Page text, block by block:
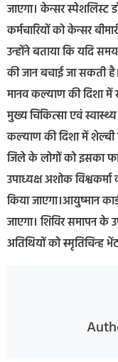
जाएगा। केन्सर स्पेशलिस्ट
कर्मचारियों को केन्सर
उन्होंने बताया कि यदि
की जान बचाई जा सकती
मानव कल्याण की दिशा
मुख्य चिकित्सा एवं
कल्याण की दिशा में शेल्बी
जिले के लोगों को इसका
उपाध्यक्ष अशोक
किया जाएगा।आयुष्मान
जाएगा। शिविर समापन के
अतिथियों को स्मृतिचिन्ह